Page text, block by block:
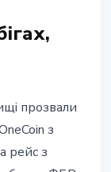
прозвали
з
рейс з